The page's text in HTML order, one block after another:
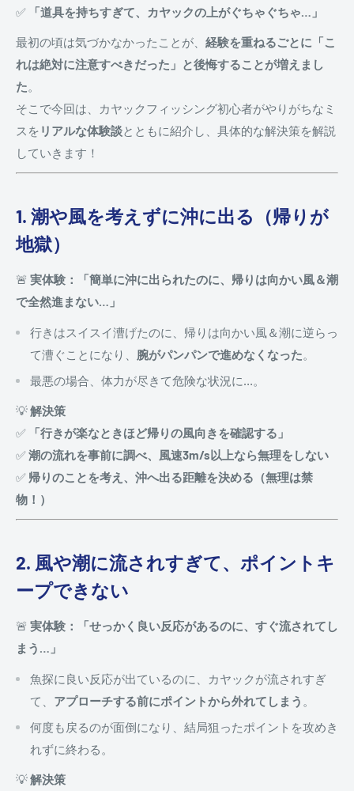
✅
「道具を持ちすぎて、カヤックの上がぐちゃぐちゃ…」
最初の頃は気づかなかったことが、 経験を重ねるごとに「こ
れは絶対に注意すべきだった」と後悔することが増えまし
た。
そこで今回は、カヤックフィッシング初心者がやりがちなミ
スを リアルな体験談とともに紹介し、具体的な解決策を解説
していきます！
1. 潮や風を考えずに沖に出る（帰りが
地獄）
🚨 実体験：「簡単に沖に出られたのに、帰りは向かい風＆潮
で全然進まない…」
行きはスイスイ漕げたのに、帰りは向かい風＆潮に逆らっ
て漕ぐことになり、 腕がパンパンで進めなくなった。
最悪の場合、体力が尽きて危険な状況に…。
💡解決策
✅
「行きが楽なときほど帰りの風向きを確認する」
✅潮の流れを事前に調べ、風速3m/s以上なら無理をしない
✅ 帰りのことを考え、沖へ出る距離を決める（無理は禁
物！）
2. 風や潮に流されすぎて、ポイントキ
ープできない
🚨 実体験：「せっかく良い反応があるのに、すぐ流されてし
まう…」
魚探に良い反応が出ているのに、カヤックが流されすぎ
て、 アプローチする前にポイントから外れてしまう 。
何度も戻るのが面倒になり、結局狙ったポイントを攻めき
れずに終わる。
💡解決策